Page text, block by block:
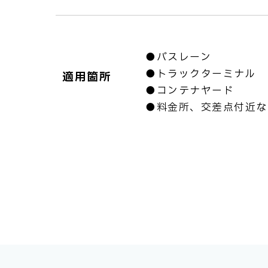
適用箇所
●バスレーン
●トラックターミナル
●コンテナヤード
●料金所、交差点付近